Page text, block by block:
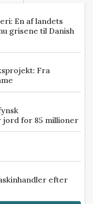
En af landets
grisene til Danish
Fra
for 85 millioner
efter